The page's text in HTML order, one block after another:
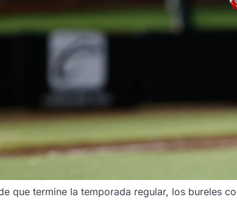
que termine la temporada regular, los bureles